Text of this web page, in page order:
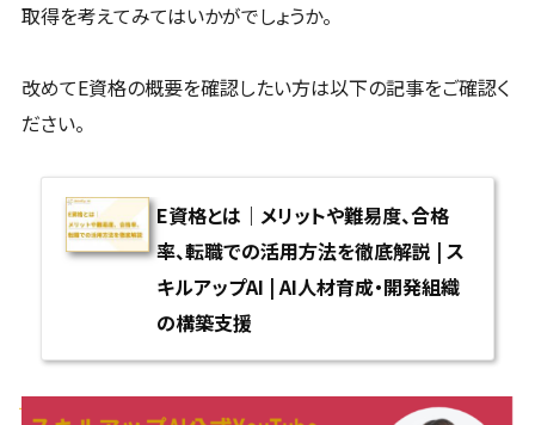
取得を考えてみてはいかがでしょうか。
改めてE資格の概要を確認したい方は以下の記事をご確認く
ださい。
E資格とは｜メリットや難易度、合格
率、転職での活用方法を徹底解説 | ス
キルアップAI | AI人材育成・開発組織
の構築支援